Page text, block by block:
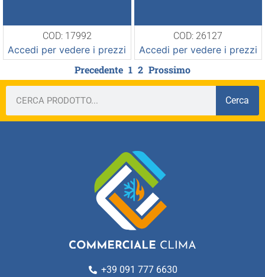
COD: 17992
Accedi per vedere i prezzi
COD: 26127
Accedi per vedere i prezzi
Precedente 1 2 Prossimo
Cerca
+39 091 777 6630